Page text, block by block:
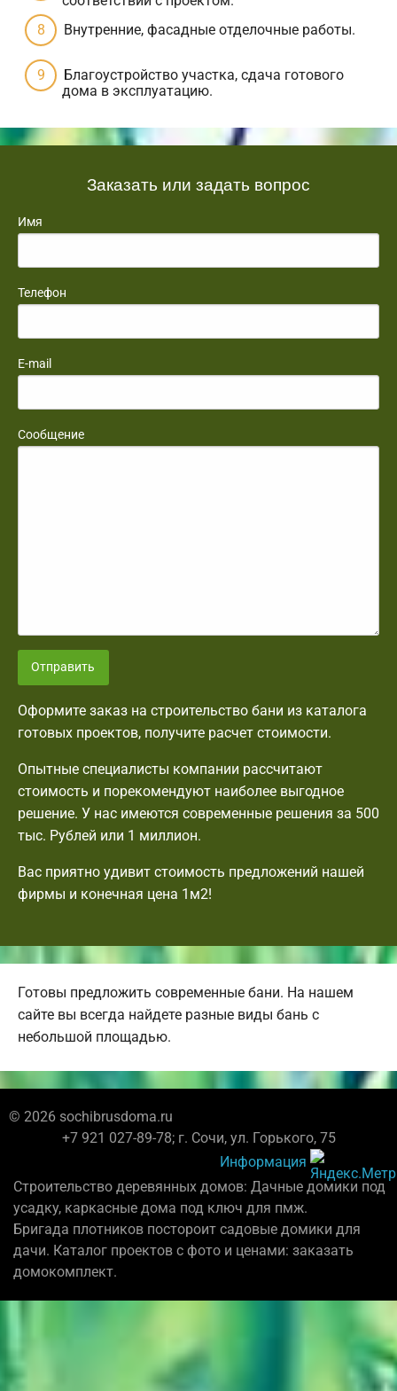
Внутренние, фасадные отделочные работы.
Благоустройство участка, сдача готового
дома в эксплуатацию.
Заказать или задать вопрос
Имя
Телефон
E-mail
Сообщение
Отправить
Оформите заказ на строительство бани из каталога
готовых проектов, получите расчет стоимости.
Опытные специалисты компании рассчитают
стоимость и порекомендуют наиболее выгодное
решение. У нас имеются современные решения за 500
тыс. Рублей или 1 миллион.
Вас приятно удивит стоимость предложений нашей
фирмы и конечная цена 1м2!
Готовы предложить современные бани. На нашем
сайте вы всегда найдете разные виды бань с
небольшой площадью.
© 2026 sochibrusdoma.ru
+7 921 027-89-78; г. Сочи, ул. Горького, 75
Информация
Строительство деревянных домов: Дачные домики под
усадку, каркасные дома под ключ для пмж.
Бригада плотников постороит садовые домики для
дачи. Каталог проектов с фото и ценами: заказать
домокомплект.